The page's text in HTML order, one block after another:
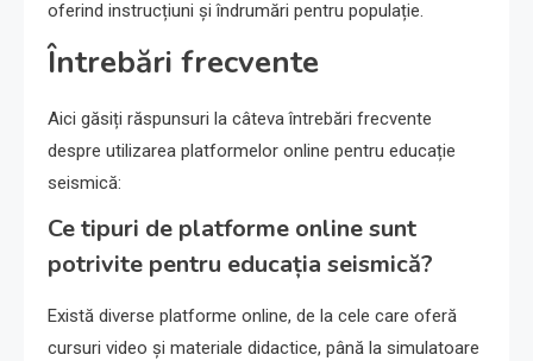
oferind instrucțiuni și îndrumări pentru populație.
Întrebări frecvente
Aici găsiți răspunsuri la câteva întrebări frecvente
despre utilizarea platformelor online pentru educație
seismică:
Ce tipuri de platforme online sunt
potrivite pentru educația seismică?
Există diverse platforme online, de la cele care oferă
cursuri video și materiale didactice, până la simulatoare